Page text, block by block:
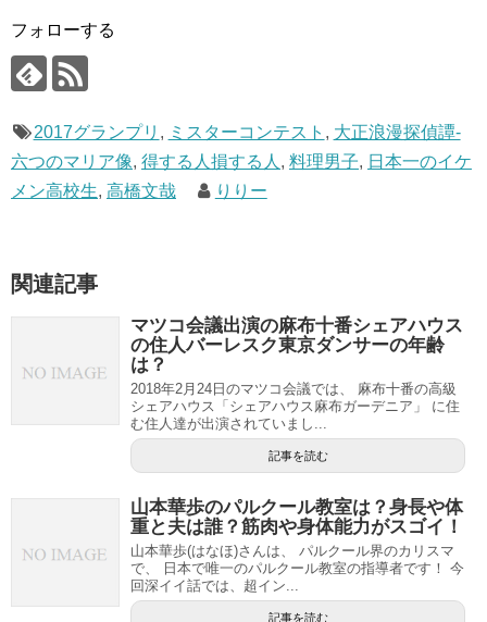
フォローする
2017グランプリ , ミスターコンテスト , 大正浪漫探偵譚-
六つのマリア像, 得する人損する人 , 料理男子, 日本一のイケ
メン高校生, 高橋文哉 りりー
関連記事
マツコ会議出演の麻布十番シェアハウス
の住人バーレスク東京ダンサーの年齢
は？
2018年2月24日のマツコ会議では、 麻布十番の高級
シェアハウス「シェアハウス麻布ガーデニア」 に住
む住人達が出演されていまし...
記事を読む
山本華歩のパルクール教室は？身長や体
重と夫は誰？筋肉や身体能力がスゴイ！
山本華歩(はなほ)さんは、 パルクール界のカリスマ
で、 日本で唯一のパルクール教室の指導者です！ 今
回深イイ話では、超イン...
記事を読む